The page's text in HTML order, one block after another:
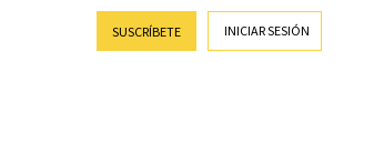
SUSCRÍBETE INICIAR SESIÓN